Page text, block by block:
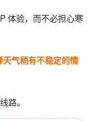
体验，而不必担心寒
天气稍有不稳定的情
路。